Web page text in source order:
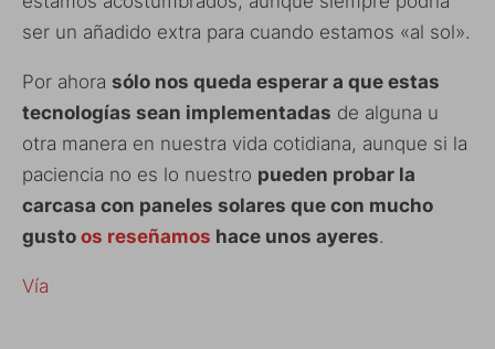
ser un añadido extra para cuando estamos «al sol».
Por ahora sólo nos queda esperar a que estas
tecnologías sean implementadas de alguna u
otra manera en nuestra vida cotidiana, aunque si la
paciencia no es lo nuestro pueden probar la
carcasa con paneles solares que con mucho
gusto os reseñamos hace unos ayeres.
Vía